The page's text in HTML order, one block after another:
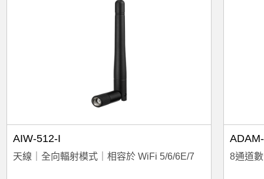
AIW-512-I
天線｜全向輻射模式｜相容於 WiFi 5/6/6E/7 8通道